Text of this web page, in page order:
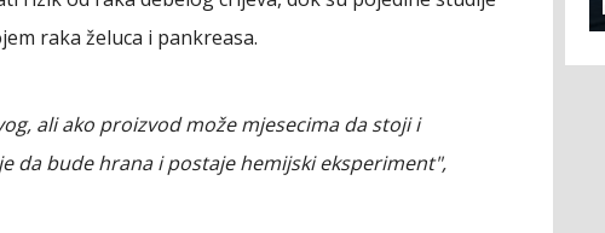
raka želuca i pankreasa.
ali ako proizvod može mjesecima da stoji i
da bude hrana i postaje hemijski eksperiment",